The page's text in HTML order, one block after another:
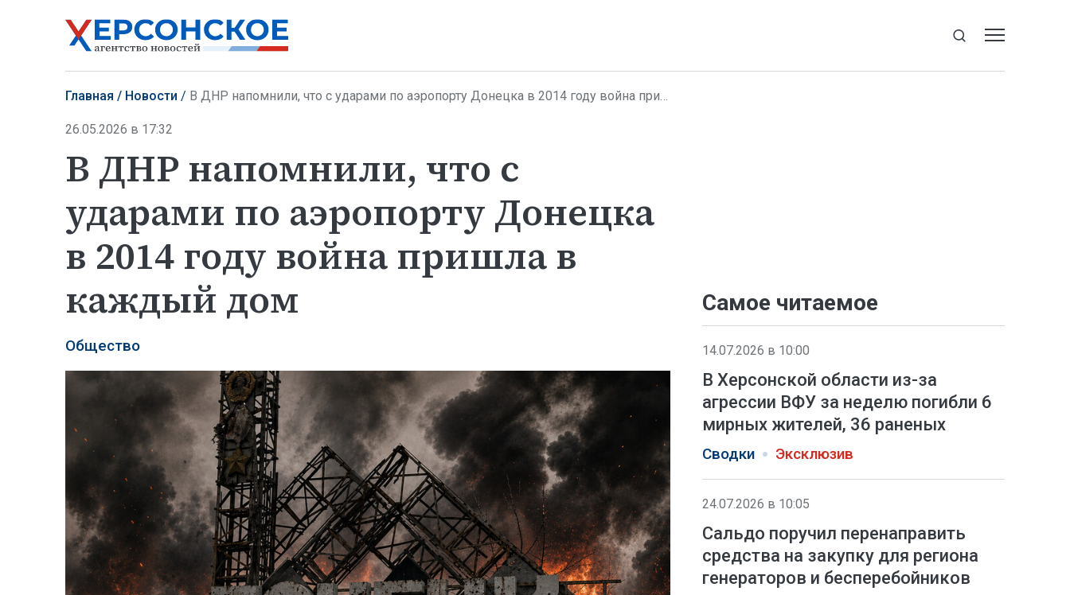
Главная Новости В ДНР напомнили, что с ударами по аэропорту Донецка в 2014 году война пришла в каждый дом
26.05.2026 в 17:32
В ДНР напомнили, что с
ударами по аэропорту Донецка
в 2014 году война пришла в
каждый дом
Общество
Самое читаемое
14.07.2026 в 10:00
В Херсонской области из-за
агрессии ВФУ за неделю погибли 6
мирных жителей, 36 раненых
Сводки Эксклюзив
24.07.2026 в 10:05
Сальдо поручил перенаправить
средства на закупку для региона
генераторов и бесперебойников